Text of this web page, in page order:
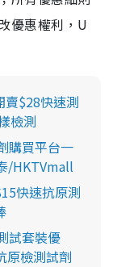
優惠權利，U
賣$28快速測
檢測
購買平台一
/HKTVmall
快速抗原測
試套裝優
原檢測試劑